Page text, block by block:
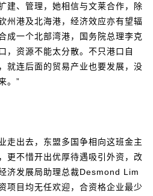
建、管理，她相信与文莱合作，除
州港及北海港，经济效应亦有望辐
成一个北部湾港，国务院总理李克
，资源不能太分散。不只港口自
就连后面的贸易产业也要发展，没
。”
出去，东盟多国争相向这班金主
更不惜开出优厚待遇吸引外资，改
济发展局助理总裁Desmond Lim
项目均无任欢迎，合资格企业最少